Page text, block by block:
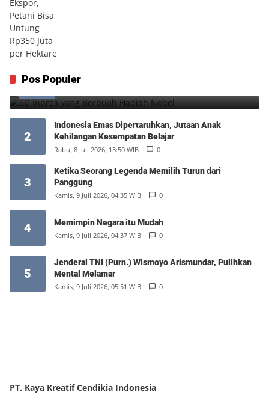
Pos Populer
1 Kamis, 6 Agustus 2026, 12:49 WIB 0
2
Indonesia Emas Dipertaruhkan, Jutaan Anak
Kehilangan Kesempatan Belajar
Rabu, 8 Juli 2026, 13:50 WIB
3
Panggung
Kamis, 9 Juli 2026, 04:35 WIB 0
4 Memimpin Negara itu Mudah
Kamis, 9 Juli 2026, 04:37 WIB
5
Mental Melamar